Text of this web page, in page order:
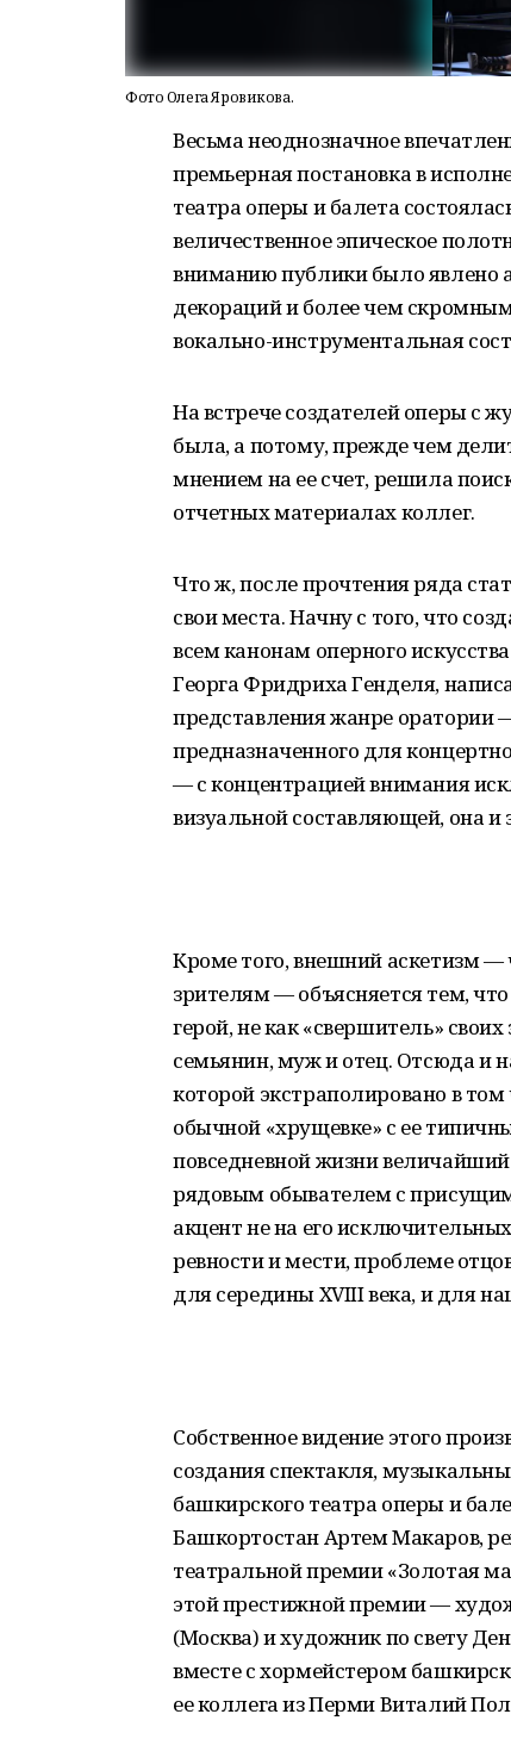
Фото Олега Яровикова.
Весьма неоднозначное
премьерная постановка в
театра оперы и балета
величественное эпическое
вниманию публики было явлено
декораций и более чем
вокально-инструментальная
На встрече создателей оперы с
была, а потому, прежде чем
мнением на ее счет, решила
отчетных материалах коллег.
Что ж, после прочтения ряда
свои места. Начну с того, что
всем канонам оперного
Георга Фридриха Генделя,
представления жанре оратории
предназначенного для
— с концентрацией внимания
визуальной составляющей, она и
Кроме того, внешний аскетизм
зрителям — объясняется тем,
герой, не как «свершитель»
семьянин, муж и отец. Отсюда и
которой экстраполировано в
обычной «хрущевке» с ее
повседневной жизни величайший
рядовым обывателем с
акцент не на его
ревности и мести, проблеме
для середины XVIII века, и для
Собственное видение этого
создания спектакля,
башкирского театра оперы и
Башкортостан Артем Макаров,
театральной премии «Золотая
этой престижной премии —
(Москва) и художник по свету
вместе с хормейстером
ее коллега из Перми Виталий